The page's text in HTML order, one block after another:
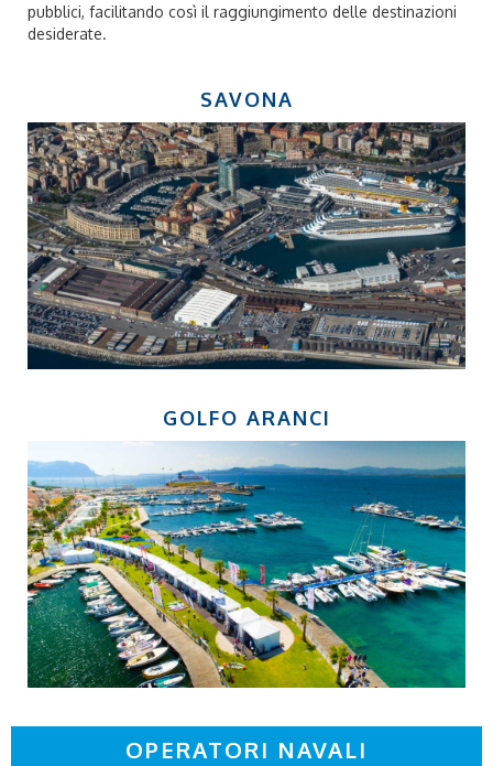
pubblici, facilitando così il raggiungimento delle destinazioni
desiderate.
SAVONA
GOLFO ARANCI
OPERATORI NAVALI